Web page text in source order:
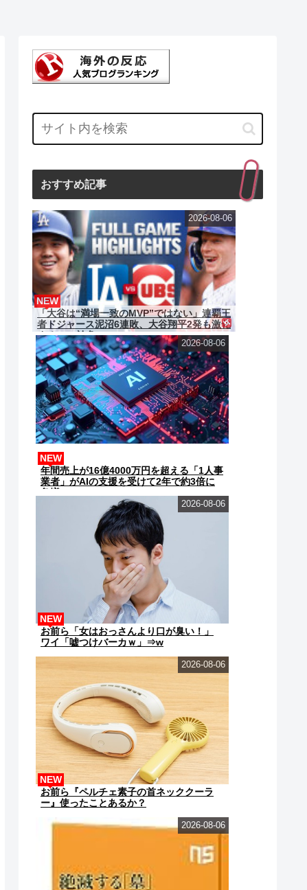
おすすめ記事
「大谷は“満場一致のMVP”ではない」連覇王
者ドジャース泥沼6連敗、大谷翔平2発も激化
するMVP論争...
NEW
2026-08-06
年間売上が16億4000万円を超える「1人事
業者」がAIの支援を受けて2年で約3倍に
NEW
2026-08-06
お前ら「女はおっさんより口が臭い！」
ワイ「嘘つけバーカｗ」⇒w
NEW
2026-08-06
お前ら『ペルチェ素子の首ネッククーラ
ー』使ったことあるか？
NEW
2026-08-06
2026-08-06